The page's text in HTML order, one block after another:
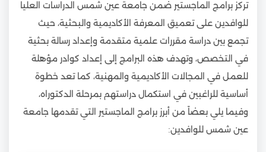
تركز برامج الماجستير ضمن جامعة عين شمس الدراسات العليا
للوافدين على تعميق المعرفة الأكاديمية والبحثية، حيث
تجمع بين دراسة مقررات علمية متقدمة وإعداد رسالة بحثية
في التخصص، وتهدف هذه البرامج إلى إعداد كوادر مؤهلة
للعمل في المجالات الأكاديمية والمهنية، كما تعد خطوة
أساسية للراغبين في استكمال دراستهم بمرحلة الدكتوراه،
وفيما يلي بعضاً من أبرز برامج الماجستير التي تقدمها جامعة
عين شمس للوافدين: